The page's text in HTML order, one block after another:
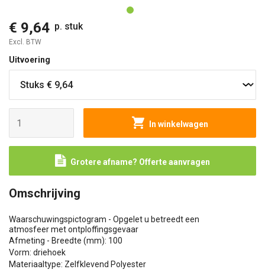
€ 9,64 p. stuk
Excl. BTW
Uitvoering
In winkelwagen
Grotere afname? Offerte aanvragen
Omschrijving
Waarschuwingspictogram - Opgelet u betreedt een
atmosfeer met ontploffingsgevaar
Afmeting - Breedte (mm): 100
Vorm: driehoek
Materiaaltype: Zelfklevend Polyester